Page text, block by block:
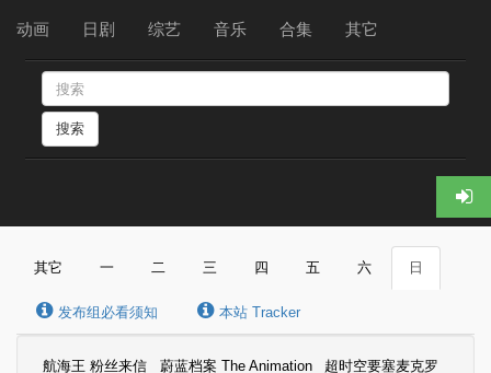
动画 日剧 综艺 音乐 合集 其它
搜索
其它 一 二 三 四 五 六 日
发布组必看须知 本站 Tracker
航海王 粉丝来信 蔚蓝档案 The Animation
超时空要塞麦克罗